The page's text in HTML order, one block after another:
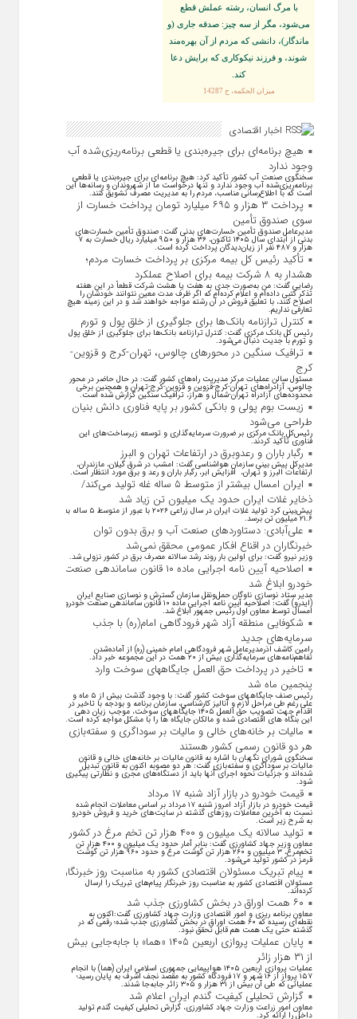
با مرگ انسان، رشته عملش قطع
مى‌شود، مگر از سه چيز: صدقه جارى (و
ماندگار)، دانشى كه مردم از آن بهره‏‌مند
شوند، و فرزند نيكوكارى كه برايش دعا
كند.
ميزان الحكمه، ح 14287
اخبار اقتصادی
هیچ برنامه‌ای برای جیره‌بندی یا قطعی برنامه‌ریزی‌شده آب
وجود ندارد
سخنگوی صنعت آب کشور تأکید کرد: هیچ برنامه‌ای برای جیره‌بندی یا قطعی
برنامه‌ریزی‌شده آب وجود ندارد و تنها درخواست ما از شهروندان و رسانه‌ها این
است که با اطلاع‌رسانی مناسب، مردم را به مدیریت مصرف تشویق کنند.
پرداخت ۳ هزار و ۶۹۵ میلیارد تومان پرداخت خسارت از
سوی صندوق تأمین
مدیرعامل صندوق تأمین خسارت‌های بدنی گفت: صندوق تأمین خسارت‌های
بدنی از ابتدای سال ۱۴۰۵ تاکنون، ۳۶ هزار و ۹۵۰ میلیارد ریال خسارت به ۷
هزار و ۴۸۷ نفر از زیان‌دیدگان پرداخت کرده است.
تأکید رئیس کل بیمه مرکزی بر پرداخت خسارت مردم؛
هشدار به ۸ شرکت‌ بیمه برای اصلاح عملکرد
رضایی گفت: من به‌صورت جدی به هفت یا هشت شرکت قطعاً در این هفته
تذکر کتبی داده‌ام و اعلام کرده‌ام که اگر ظرف مدت معین نتوانند خودشان را
اصلاح کنند، با تعلیق فروش در آن رشته مواجه خواهند شد و در این زمینه هیچ
تعارفی نداریم.
کنترل ترازنامه بانک‌ها برای جلوگیری از خلق پول و تورم
رئیس کل بانک مرکزی گفت: کنترل ترازنامه بانک‌ها برای جلوگیری از خلق پول
و تورم با جدیت دنبال می‌شود.
ترافیک سنگین در محورهای چالوس، تهران-کرج و قزوین-
کرج
مسئول سالن عملیات مرکز مدیریت راه‌های کشور گفت: در حال حاضر در محور
چالوس، آزادراه‌های تهران-کرج-قزوین و قزوین-کرج-تهران و همچنین برخی
محدوده‌های آزادراه تهران-شمال و هراز، ترافیک سنگین گزارش شده است.
زیست بوم پولی و بانکی کشور بر پایه فناوری دانش بنیان
طراحی می‌شود
رئیس‌کل بانک مرکزی بر ضرورت سرمایه‌گذاری و توسعه زیرساخت‌های این
فناوری تأکید کردند.
رگبار باران و رعدوبرق در ارتفاعات تهران و البرز
مدیرکل پیش بینی سازمان هواشناسی گفت: امشب در شرق گیلان، مازندران،
ارتفاعات البرز و تهران، افزایش ابر، رگبار باران و رعد و برق مورد انتظار است.
ایران امسال بیشتر از متوسط ۵ ساله غله تولید می‌کند/
ذخایر غلات ایران حدود یک میلیون تن زیاد شد
پیش‌بینی کرد تولید غلات ایران در سال زراعی ۲۰۲۶ با عبور از متوسط ۵ ساله به
۲۱.۶ میلیون تن برسد.
علی‌آبادی: دستاورد‌های صنعت آب و برق بدون توان
خبرنگاران در اقناع افکار عمومی محقق نمی‌شد
وزیر نیرو گفت: برای اولین بار روند رشد سالانه مصرف برق در کشور نزولی شد.
اصلاحیه آیین نامه اجرایی ماده ۱۰ قانون ساماندهی صنعت
خودرو ابلاغ شد
مدیر ستاد نوسازی ناوگان حمل‌ونقل سازمان گسترش و نوسازی صنایع ایران
(ایدرو) گفت: اصلاحیه آیین نامه اجرایی ماده ۱۰ قانون ساماندهی صنعت خودرو
امسال توسط معاون اول رئیس جمهور ابلاغ شد.
شکوفایی منطقه آزاد شهر فرودگاهی امام(ره) با جذب
سرمایه‌های جدید
رامین کاشف اذرمدیرعامل شهر فرودگاهی امام خمینی (ره) از آماده‌شدن
تفاهم‌نامه‌های سرمایه‌گذاری بیش از ۲۰ همت در این مجموعه خبر داد.
تاخیر در پرداخت حق العمل جایگاههای سوخت وارد
پنجمین ماه شد
رئیس صنف جایگاههای سوخت کشور گفت: با وجود گذشت بیش از ۵ ماه و
علی رغم طی مراحل لازم و آنالیز کارشناسی، سازمان برنامه و بودجه با تاخیر در
اقدام جهت تصویب حق العمل ۱۴۰۵ جایگاههای سوخت، موجب زیان دهی
این بنگاه های اقتصادی شده و مالکان جایگاه ها را با مشکل مواجه کرده است.
مالیات بر خانه‌های خالی و مالیات بر سوداگری و سفته‌بازی
هر دو قانون رسمی کشور هستند
سخنگوی شورای نگهبان با اشاره به قانون مالیات بر خانه‌های خالی و قانون
مالیات بر سوداگری و سفته‌بازی گفت: هر دو مصوبه اکنون به قانون تبدیل
شده‌اند و جزئیات نحوه اجرای آنها باید از دستگاه‌های مجری و نظارتی پیگیری
شود.
قیمت خودرو در بازار آزاد شنبه ۱۷ مرداد
قیمت خودرو در بازار آزاد امروز شنبه ۱۷ مرداد بر اساس معاملات انجام شده
نسبت به آخرین معاملات روز‌های گذشته در سایت‌های خرید و فروش خودرو
به شرح زیر است.
تولید سالانه یک میلیون و ۴۰۰ هزار تن تخم مرغ در کشور
معاون وزیر جهاد کشاورزی گفت: بنابر آمار حدود یک میلیون و ۴۰۰ هزار تن
تخم‌مرغ، ۳ میلیون و ۲۶۰ هزار تن گوشت مرغ و حدود ۹۶۰ هزار تن گوشت
قرمز در کشور تولید می‌شود.
پیام تبریک مسئولان اقتصادی کشور به مناسبت روز خبرنگار
مسئولان اقتصادی کشور به مناسبت روز خبرنگار پیام‌های تبریک را ارسال
کرده‌اند.
۶۰ همت اوراق در بخش کشاورزی جذب شد
معاون برنامه ریزی و امور اقتصادی وزارت جهاد کشاورزی گفت:اکنون به
نقطه‌ای رسیده که ۶۰ همت اوراق در بخش کشاورزی جذب شده؛ رقمی که در
گذشته حتی یک همت هم قابل تحقق نبود.
پایان عملیات پروازی اربعین ۱۴۰۵ «هما» با جابه‌جایی بیش
از ۳۱ هزار زائر
عملیات پروازی اربعین ۱۴۰۵ هواپیمایی جمهوری اسلامی ایران (هما) با انجام
۱۵۷ پرواز از ۱۶ شهر و ۱۷ فرودگاه کشور به مقصد نجف اشرف به پایان رسید؛
عملیاتی که طی آن بیش از ۳۱ هزار و ۳۰۵ زائر جابه‌جا شدند.
گزارش تحلیلی کیفیت گندم ایران اعلام شد
معاون امور زراعت وزارت جهاد کشاورزی، گزارش تحلیلی کیفیت گندم تولید
داخل را ارائه کرد.